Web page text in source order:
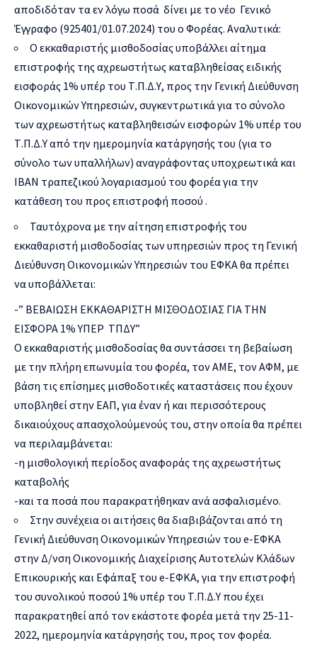
αποδιδόταν τα εν λόγω ποσά δίνει με το νέο Γενικό
Έγγραφο (925401/01.07.2024) του ο Φορέας. Αναλυτικά:
Ο εκκαθαριστής μισθοδοσίας υποβάλλει αίτημα
επιστροφής της αχρεωστήτως καταβληθείσας ειδικής
εισφοράς 1% υπέρ του Τ.Π.Δ.Υ, προς την Γενική Διεύθυνση
Οικονομικών Υπηρεσιών, συγκεντρωτικά για το σύνολο
των αχρεωστήτως καταβληθεισών εισφορών 1% υπέρ του
Τ.Π.Δ.Υ από την ημερομηνία κατάργησής του (για το
σύνολο των υπαλλήλων) αναγράφοντας υποχρεωτικά και
ΙΒΑΝ τραπεζικού λογαριασμού του φορέα για την
κατάθεση του προς επιστροφή ποσού .
Ταυτόχρονα με την αίτηση επιστροφής του
εκκαθαριστή μισθοδοσίας των υπηρεσιών προς τη Γενική
Διεύθυνση Οικονομικών Υπηρεσιών του ΕΦΚΑ θα πρέπει
να υποβάλλεται:
-” ΒΕΒΑΙΩΣΗ ΕΚΚΑΘΑΡΙΣΤΗ ΜΙΣΘΟΔΟΣΙΑΣ ΓΙΑ ΤΗΝ
ΕΙΣΦΟΡΑ 1% ΥΠΕΡ ΤΠΔΥ”
Ο εκκαθαριστής μισθοδοσίας θα συντάσσει τη βεβαίωση
με την πλήρη επωνυμία του φορέα, τον ΑΜΕ, τον ΑΦΜ, με
βάση τις επίσημες μισθοδοτικές καταστάσεις που έχουν
υποβληθεί στην ΕΑΠ, για έναν ή και περισσότερους
δικαιούχους απασχολούμενούς του, στην οποία θα πρέπει
να περιλαμβάνεται:
-η μισθολογική περίοδος αναφοράς της αχρεωστήτως
καταβολής
-και τα ποσά που παρακρατήθηκαν ανά ασφαλισμένο.
Στην συνέχεια οι αιτήσεις θα διαβιβάζονται από τη
Γενική Διεύθυνση Οικονομικών Υπηρεσιών του e-ΕΦΚΑ
στην Δ/νση Οικονομικής Διαχείρισης Αυτοτελών Κλάδων
Επικουρικής και Εφάπαξ του e-ΕΦΚΑ, για την επιστροφή
του συνολικού ποσού 1% υπέρ του Τ.Π.Δ.Υ που έχει
παρακρατηθεί από τον εκάστοτε φορέα μετά την 25-11-
2022, ημερομηνία κατάργησής του, προς τον φορέα.